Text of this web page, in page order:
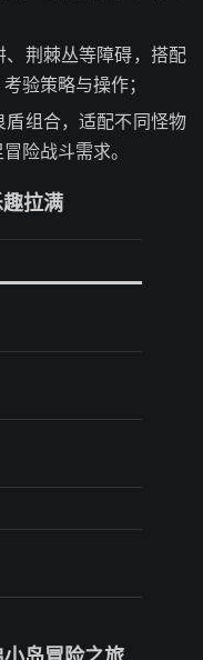
荆棘丛等障碍，搭配
验策略与操作；
组合，适配不同怪物
险战斗需求。
拉满